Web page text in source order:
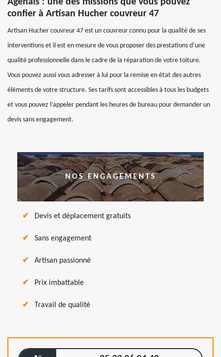
Agenais : une des missions que vous pouvez
confier à Artisan Hucher couvreur 47
Artisan Hucher couvreur 47 est un couvreur connu pour la qualité de ses
interventions et il est en mesure de vous proposer des prestations d’une
qualité professionnelle dans le cadre de la réparation de votre toiture.
Vous pouvez aussi vous adresser à lui pour la remise en état des autres
éléments de votre structure. Ses tarifs sont accessibles à tous les budgets
et vous pouvez l’appeler pendant les heures de bureau pour demander un
devis sans engagement.
NOS ENGAGEMENTS
Devis et déplacement gratuits
Sans engagement
Artisan passionné
Prix imbattable
Travail de qualité